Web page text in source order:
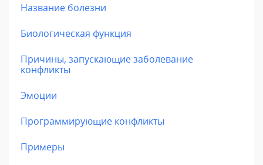
Название болезни
Биологическая функция
Причины, запускающие заболевание
конфликты
Эмоции
Программирующие конфликты
Примеры